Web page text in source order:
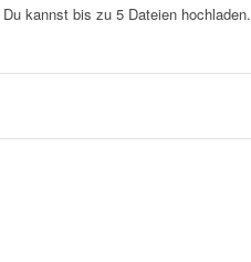
Du kannst bis zu 5 Dateien hochladen.